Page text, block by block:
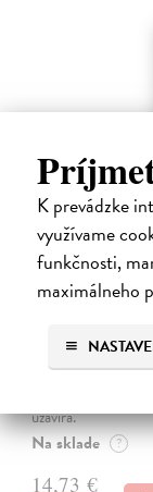
K prevádzke
využívame
funkčnosti,
maximálneho
Pomalost
Pomalost,
napsaných
uzavírá.
Na sklade ?
14,73 €